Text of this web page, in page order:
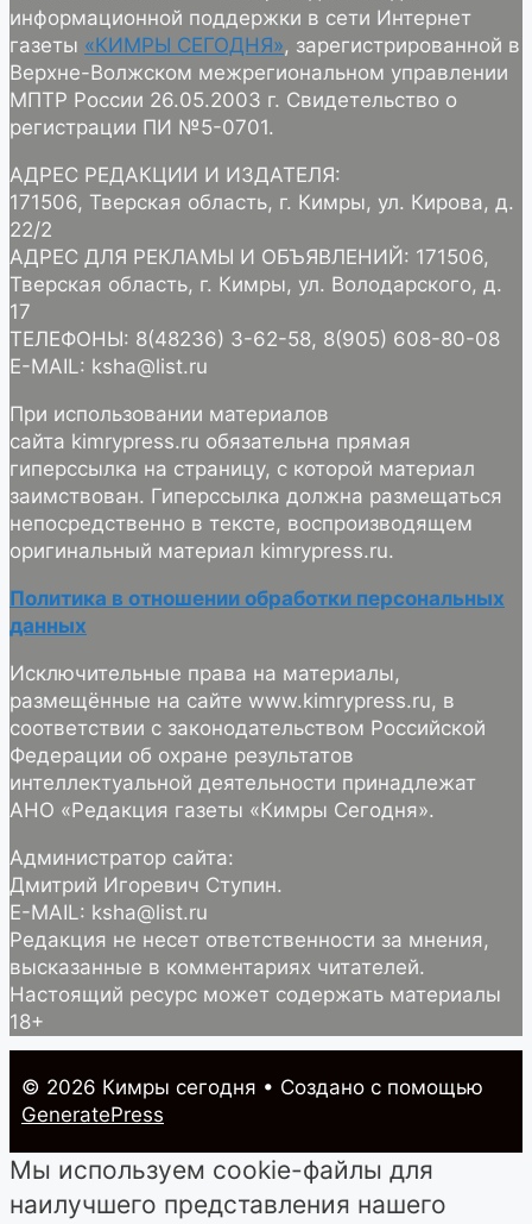
информационной поддержки в сети Интернет
газеты «КИМРЫ СЕГОДНЯ», зарегистрированной в
Верхне-Волжском межрегиональном управлении
МПТР России 26.05.2003 г. Свидетельство о
регистрации ПИ №5-0701.
АДРЕС РЕДАКЦИИ И ИЗДАТЕЛЯ:
171506, Тверская область, г. Кимры, ул. Кирова, д.
22/2
АДРЕС ДЛЯ РЕКЛАМЫ И ОБЪЯВЛЕНИЙ: 171506,
Тверская область, г. Кимры, ул. Володарского, д.
17
ТЕЛЕФОНЫ: 8(48236) 3-62-58, 8(905) 608-80-08
E-MAIL: ksha@list.ru
При использовании материалов
сайта kimrypress.ru обязательна прямая
гиперссылка на страницу, с которой материал
заимствован. Гиперссылка должна размещаться
непосредственно в тексте, воспроизводящем
оригинальный материал kimrypress.ru.
Политика в отношении обработки персональных
данных
Исключительные права на материалы,
размещённые на сайте www.kimrypress.ru, в
соответствии с законодательством Российской
Федерации об охране результатов
интеллектуальной деятельности принадлежат
АНО «Редакция газеты «Кимры Сегодня».
Администратор сайта:
Дмитрий Игоревич Ступин.
E-MAIL: ksha@list.ru
Редакция не несет ответственности за мнения,
высказанные в комментариях читателей.
Настоящий ресурс может содержать материалы
18+
© 2026 Кимры cегодня • Создано с помощью
GeneratePress
Мы используем cookie-файлы для
наилучшего представления нашего